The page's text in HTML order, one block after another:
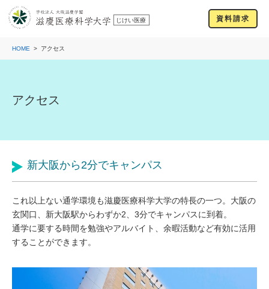
資料請求
HOME アクセス
アクセス
新大阪から2分でキャンパス
これ以上ない通学環境も滋慶医療科学大学の特長の一つ。大阪の
玄関口、新大阪駅からわずか2、3分でキャンパスに到着。
通学に要する時間を勉強やアルバイト、余暇活動など有効に活用
することができます。